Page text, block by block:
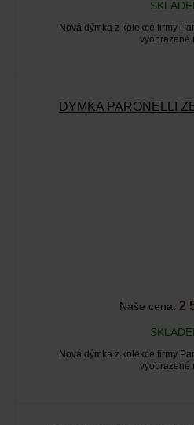
Nová dýmka z kolekce firmy
vyobrazené
DÝMKA PARONELLI
Naše cena: 2
Nová dýmka z kolekce firmy
vyobrazené